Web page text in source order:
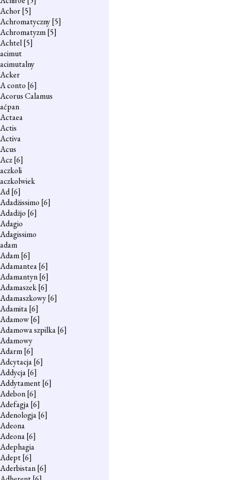
Achor[5]
Achromatyczny[5]
Achromatyzm[5]
Achtel[5]
acimut
acimutalny
Acker
A conto [6]
Acorus Calamus
aćpan
Actaea
Actis
Activa
Acus
Acz[6]
aczkoli
aczkolwiek
Ad[6]
Adadżissimo [6]
Adadżjo [6]
Adagio
Adagissimo
adam
Adam[6]
Adamantea[6]
Adamantyn[6]
Adamaszek[6]
Adamaszkowy[6]
Adamita[6]
Adamow[6]
Adamowa szpilka[6]
Adamowy
Adarm[6]
Adcytacja[6]
Addycja[6]
Addytament[6]
Adebon[6]
Adefagja[6]
Adenologja[6]
Adeona
Adeona[6]
Adephagia
Adept[6]
Aderbistan[6]